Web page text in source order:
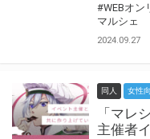
#WEBオン
マルシェ
2024.09.27
同人 女性
「マレ
主催者